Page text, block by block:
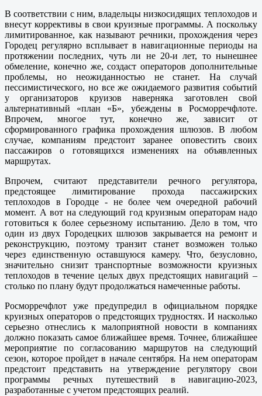
В соответствии с ним, владельцы низкосидящих теплоходов и
внесут коррективы в свои круизные программы. А поскольку
лимитированное, как называют речники, прохождения через
Городец регулярно всплывает в навигационные периоды на
протяжении последних, чуть ли не 20-и лет, то нынешнее
обмеление, конечно же, создаст операторов дополнительные
проблемы, но неожиданностью не станет. На случай
пессимистического, но все же ожидаемого развития событий
у организаторов круизов наверняка заготовлен свой
альтернативный «план «Б», убеждены в Росморречфлоте.
Впрочем, многое тут, конечно же, зависит от
сформированного графика прохождения шлюзов. В любом
случае, компаниям предстоит заранее оповестить своих
пассажиров о готовящихся изменениях на объявленных
маршрутах.
Впрочем, считают представители речного регулятора,
предстоящее лимитирование прохода пассажирских
теплоходов в Городце - не более чем очередной рабочий
момент. А вот на следующий год круизным операторам надо
готовиться к более серьезному испытанию. Дело в том, что
один из двух Городецких шлюзов закрывается на ремонт и
реконструкцию, поэтому транзит станет возможен только
через единственную оставшуюся камеру. Что, безусловно,
значительно снизит транспортные возможности круизных
теплоходов в течение целых двух предстоящих навигаций –
столько по плану будут продолжаться намеченные работы.
Росморречфлот уже предупредил в официальном порядке
круизных операторов о предстоящих трудностях. И насколько
серьезно отнеслись к малоприятной новости в компаниях
должно показать самое ближайшее время. Точнее, ближайшее
мероприятие по согласованию маршрутов на следующий
сезон, которое пройдет в начале сентября. На нем операторам
предстоит представить на утверждение регулятору свои
программы речных путешествий в навигацию-2023,
разработанные с учетом предстоящих реалий.